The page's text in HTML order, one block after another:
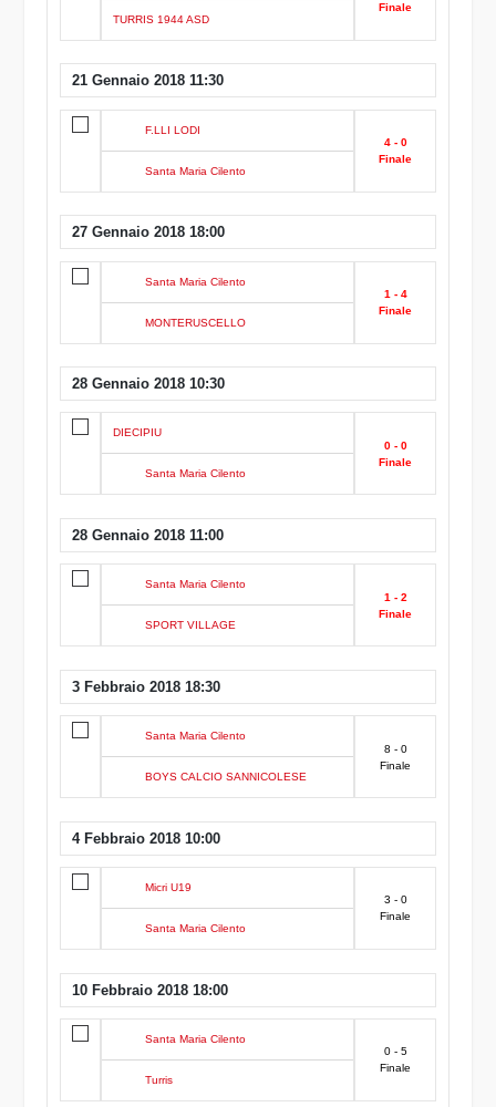
TURRIS 1944 ASD
Finale
21 Gennaio 2018 11:30
F.LLI LODI
Santa Maria Cilento
4 - 0
Finale
27 Gennaio 2018 18:00
Santa Maria Cilento
MONTERUSCELLO
1 - 4
Finale
28 Gennaio 2018 10:30
DIECIPIU
Santa Maria Cilento
0 - 0
Finale
28 Gennaio 2018 11:00
Santa Maria Cilento
SPORT VILLAGE
1 - 2
Finale
3 Febbraio 2018 18:30
Santa Maria Cilento
BOYS CALCIO SANNICOLESE
8 - 0
Finale
4 Febbraio 2018 10:00
Micri U19
Santa Maria Cilento
3 - 0
Finale
10 Febbraio 2018 18:00
Santa Maria Cilento
Turris
0 - 5
Finale